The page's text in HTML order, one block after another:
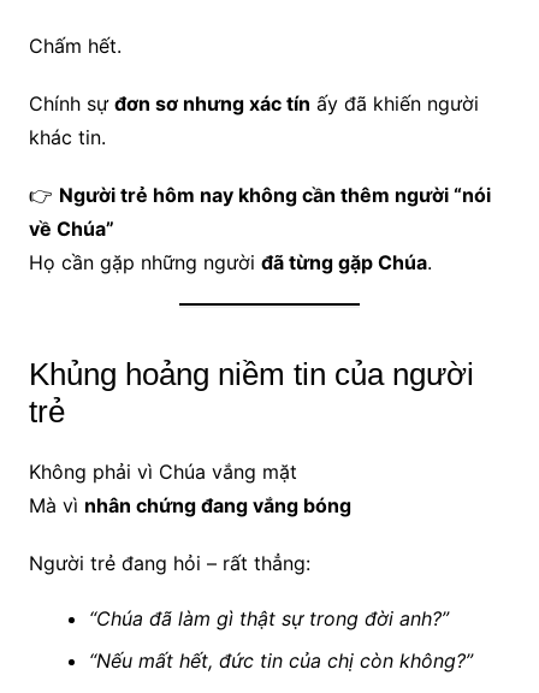
Chấm hết.
Chính sự đơn sơ nhưng xác tín ấy đã khiến người
khác tin.
👉 Người trẻ hôm nay không cần thêm người “nói
về Chúa”
Họ cần gặp những người đã từng gặp Chúa.
Khủng hoảng niềm tin của người
trẻ
Không phải vì Chúa vắng mặt
Mà vì nhân chứng đang vắng bóng
Người trẻ đang hỏi – rất thẳng:
“Chúa đã làm gì thật sự trong đời anh?”
“Nếu mất hết, đức tin của chị còn không?”